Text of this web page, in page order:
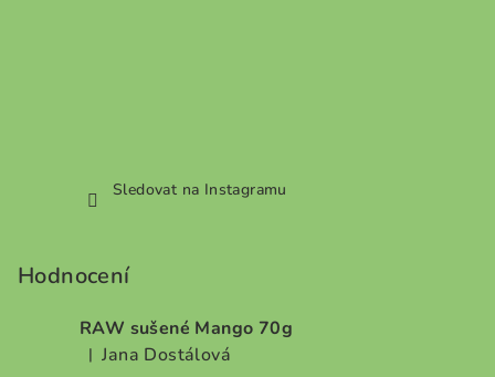
Sledovat na Instagramu
Hodnocení
RAW sušené Mango 70g
Hodnocení produktu je 5 z 5 hvězdiček.
| Jana Dostálová